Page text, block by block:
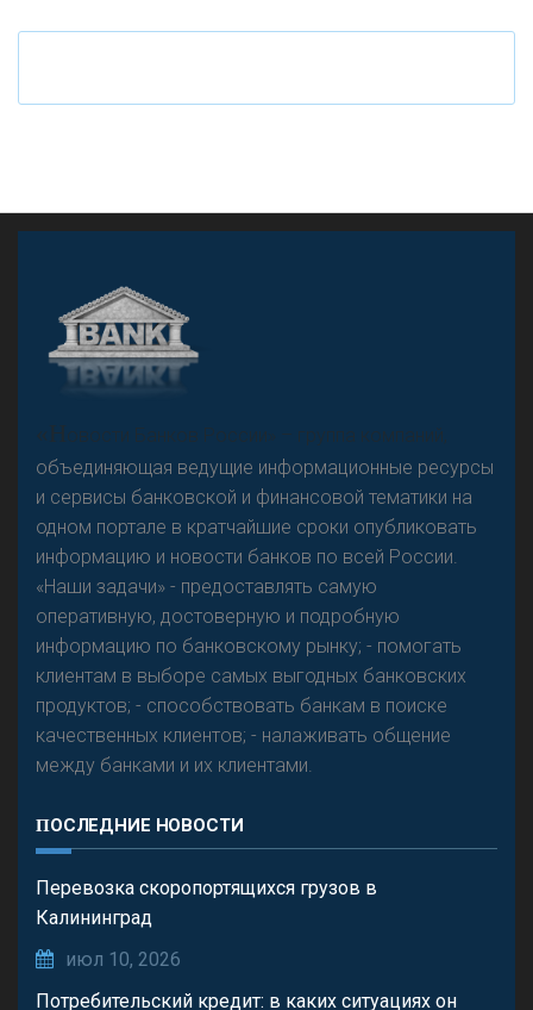
«Н
овости Банков России» – группа компаний,
объединяющая ведущие информационные ресурсы
и сервисы банковской и финансовой тематики на
одном портале в кратчайшие сроки опубликовать
информацию и новости банков по всей России.
«Наши задачи» - предоставлять самую
оперативную, достоверную и подробную
информацию по банковскому рынку; - помогать
клиентам в выборе самых выгодных банковских
продуктов; - способствовать банкам в поиске
качественных клиентов; - налаживать общение
между банками и их клиентами.
ПОСЛЕДНИЕ НОВОСТИ
Перевозка скоропортящихся грузов в
Калининград
июл 10, 2026
Потребительский кредит: в каких ситуациях он